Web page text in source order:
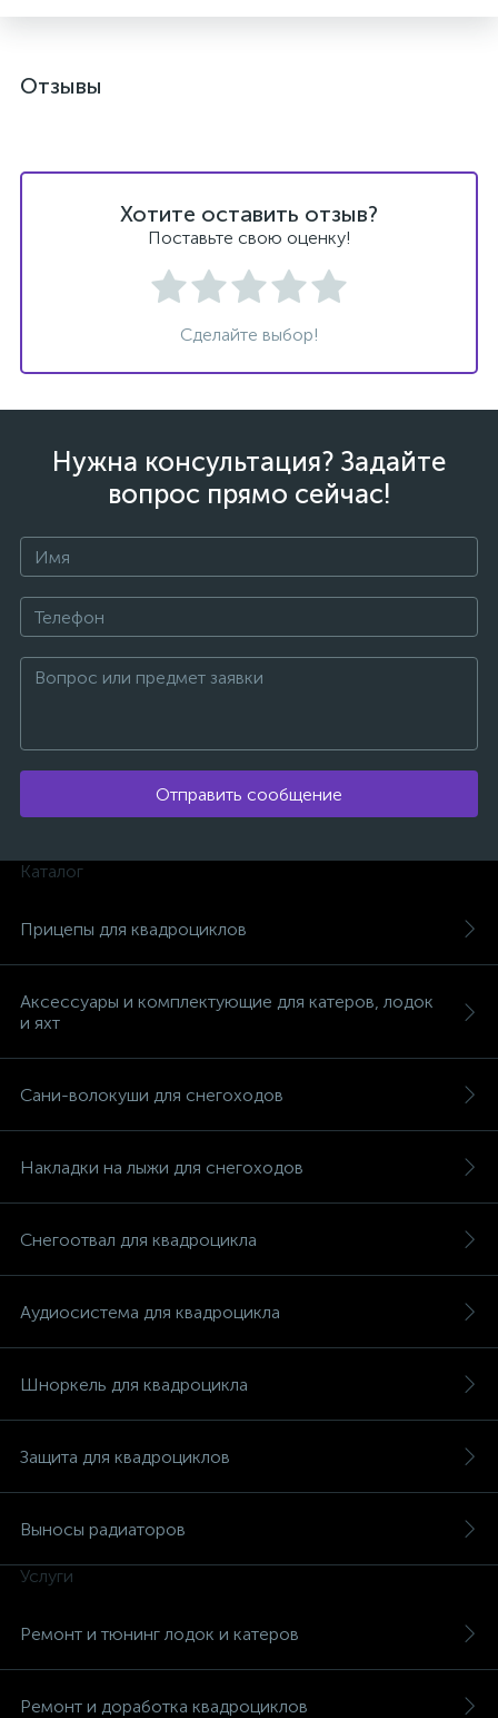
Отзывы
Хотите оставить отзыв?
Поставьте свою оценку!
Сделайте выбор!
Нужна консультация? Задайте
вопрос прямо сейчас!
Отправить сообщение
Каталог
Прицепы для квадроциклов
Аксессуары и комплектующие для катеров, лодок
и яхт
Сани-волокуши для снегоходов
Накладки на лыжи для снегоходов
Снегоотвал для квадроцикла
Аудиосистема для квадроцикла
Шноркель для квадроцикла
Защита для квадроциклов
Выносы радиаторов
Услуги
Ремонт и тюнинг лодок и катеров
Ремонт и доработка квадроциклов